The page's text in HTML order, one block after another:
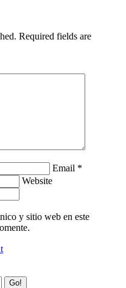
Required fields are
Email *
Website
y sitio web en este